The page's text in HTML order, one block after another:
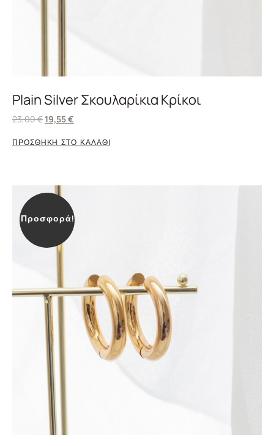
Plain Silver Σκουλαρίκια Κρίκοι
23,00€ 19,55€
ΠΡΟΣΘΗΚΗ ΣΤΟ ΚΑΛΑΘΙ
Προσφορά!